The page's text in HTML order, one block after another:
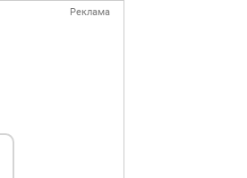
Реклама